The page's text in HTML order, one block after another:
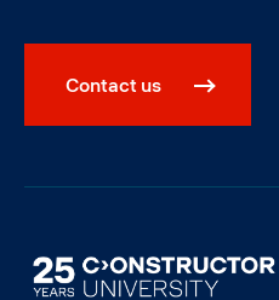
Contact us
Image